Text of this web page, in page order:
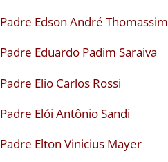
Padre Edson André Thomassim
Padre Eduardo Padim Saraiva
Padre Elio Carlos Rossi
Padre Elói Antônio Sandi
Padre Elton Vinicius Mayer